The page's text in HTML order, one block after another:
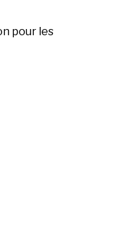
pour les